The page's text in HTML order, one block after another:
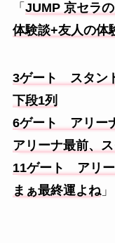
「 JUMP 京セラ
体験談+友人の体
3ゲート スタン
下段1列
6ゲート アリー
アリーナ最前、
11ゲート アリー
まぁ最終運よね」